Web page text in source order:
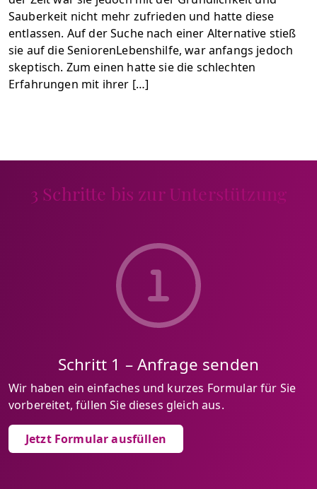
Sauberkeit nicht mehr zufrieden und hatte diese
entlassen. Auf der Suche nach einer Alternative stieß
sie auf die SeniorenLebenshilfe, war anfangs jedoch
skeptisch. Zum einen hatte sie die schlechten
Erfahrungen mit ihrer […]
3 Schritte bis zur Unterstützung
Schritt 1 – Anfrage senden
Wir haben ein einfaches und kurzes Formular für Sie
vorbereitet, füllen Sie dieses gleich aus.
Jetzt Formular ausfüllen